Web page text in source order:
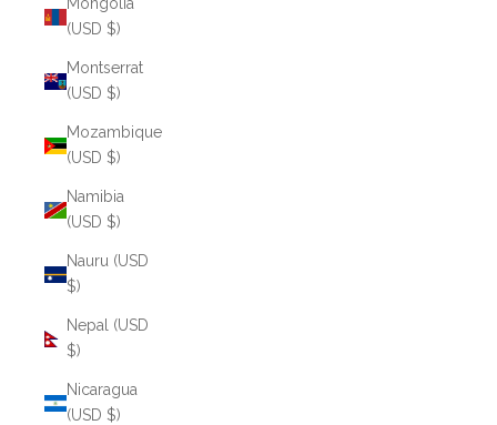
(USD $)
Montserrat
(USD $)
Mozambique
(USD $)
Namibia
(USD $)
Nauru (USD
$)
Nepal (USD
$)
Nicaragua
(USD $)